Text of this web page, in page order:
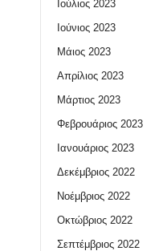
Ιούλιος 2023
Ιούνιος 2023
Μάιος 2023
Απρίλιος 2023
Μάρτιος 2023
Φεβρουάριος 2023
Ιανουάριος 2023
Δεκέμβριος 2022
Νοέμβριος 2022
Οκτώβριος 2022
Σεπτέμβριος 2022